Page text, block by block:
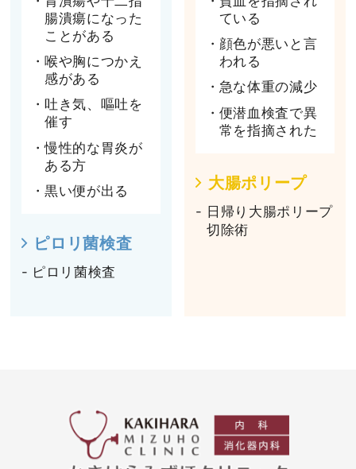
腸潰瘍になった
ことがある
喉や胸につかえ
感がある
吐き気、嘔吐を
催す
慢性的な胃炎が
ある方
黒い便が出る
ピロリ菌検査
ピロリ菌検査
ている
顔色が悪いと言
われる
急な体重の減少
便潜血検査で異
常を指摘された
大腸ポリープ
日帰り大腸ポリープ
切除術